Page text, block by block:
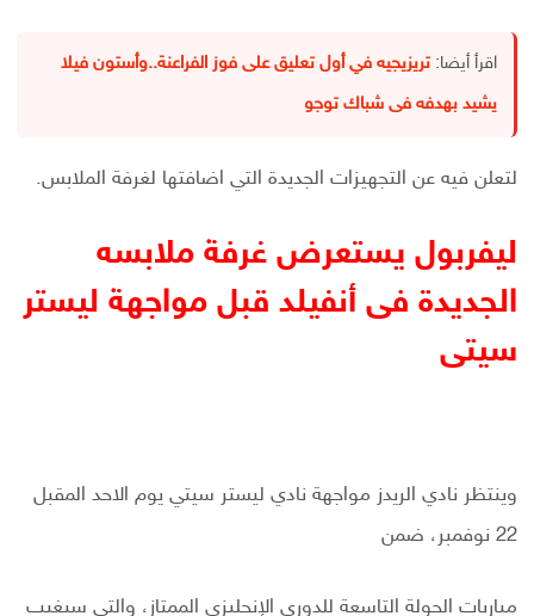
اقرأ أيضا: تريزيجيه في أول تعليق على فوز الفراعنة..وأستون فيلا
يشيد بهدفه فى شباك توجو
لتعلن فيه عن التجهيزات الجديدة التي اضافتها لغرفة الملابس.
ليفربول يستعرض غرفة ملابسه
الجديدة فى أنفيلد قبل مواجهة ليستر
سيتى
وينتظر نادي الريدز مواجهة نادي ليستر سيتي يوم الاحد المقبل
22 نوفمبر، ضمن
مباريات الجولة التاسعة للدورى الإنجليزى الممتاز، والتي سيغيب